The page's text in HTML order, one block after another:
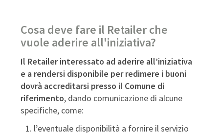
Cosa deve fare il Retailer che
vuole aderire all'iniziativa?
Il Retailer interessato ad aderire all’iniziativa
e a rendersi disponibile per redimere i buoni
dovrà accreditarsi presso il Comune di
riferimento, dando comunicazione di alcune
specifiche, come:
l’eventuale disponibilità a fornire il servizio